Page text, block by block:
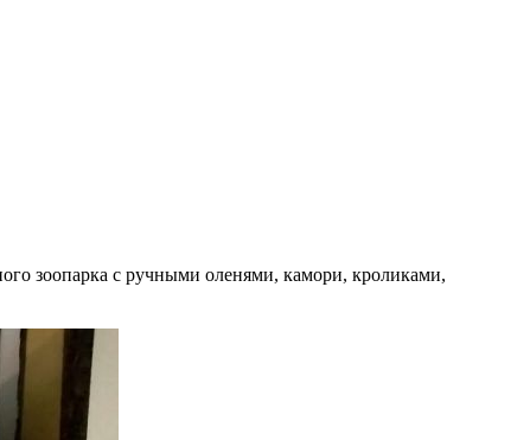
зоопарка с ручными оленями, камори, кроликами,